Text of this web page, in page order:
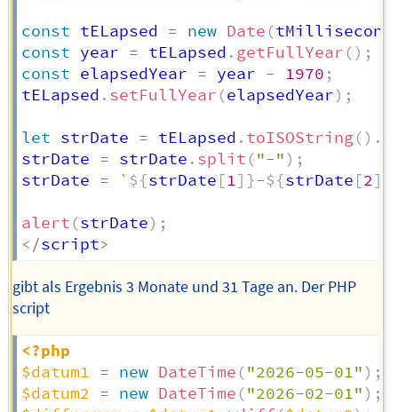
const tELapsed = new Date (
const year = tELapsed . getFullYear () ;
const elapsedYear = year - 1970 ;
tELapsed . setFullYear (elapsedYear) ;
let strDate = tELapsed . toISOString() .
strDate = strDate . split ("-") ;
strDate = ` ${strDate [1] }-${strDate [2]
alert (strDate) ;
</script>
gibt als Ergebnis 3 Monate und 31 Tage an. Der PHP
script
<?php
$datum1 = new DateTime ("2026-05-01") ;
$datum2 = new DateTime ("2026-02-01") ;